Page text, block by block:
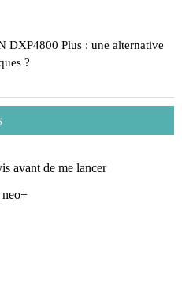
DXP4800 Plus : une alternative
?
avant de me lancer